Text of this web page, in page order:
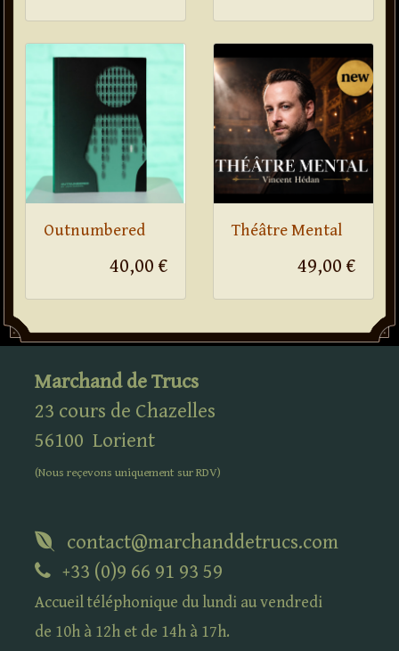
Outnumbered
40,00 €
Théâtre Mental
49,00 €
Marchand de Trucs
23 cours de Chazelles
56100 Lorient
(Nous reçevons uniquement surRDV)
contact@marchanddetrucs.com
+33 (0)9 66 91 93 59
Accueil téléphonique du lundi au vendredi
de 10h à 12h et de 14h à 17h.